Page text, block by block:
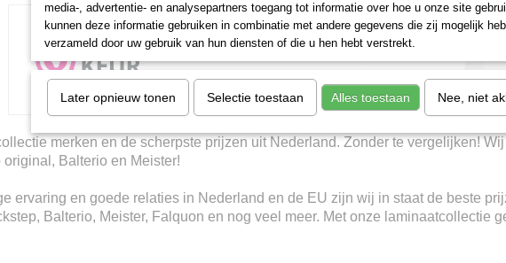
merken en de scherpste prijzen uit Nederland. Zonder te vergelijken!
Balterio en Meister!
ervaring en goede relaties in Nederland en de EU zijn wij in staat de beste
Balterio, Meister, Falquon en nog veel meer. Met onze laminaatcollectie
media-, advertentie- en analysepartners toegang tot informatie over hoe u onze site
kunnen deze informatie gebruiken in combinatie met andere gegevens die zij mogelijk
verzameld door uw gebruik van hun diensten of die u hen hebt verstrekt.
Later opnieuw tonen Selectie toestaan Alles toestaan Nee, niet